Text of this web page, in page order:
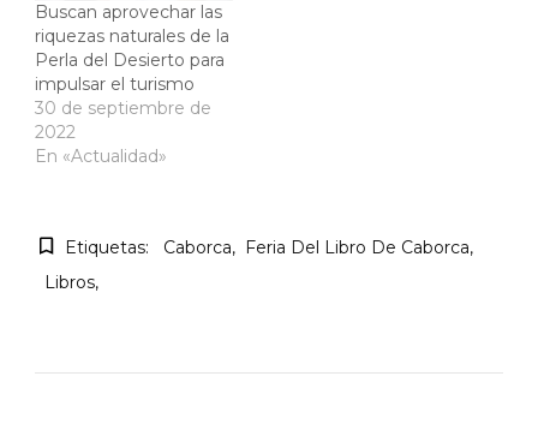
Buscan aprovechar las
riquezas naturales de la
Perla del Desierto para
impulsar el turismo
30 de septiembre de
2022
En «Actualidad»
Etiquetas: Caborca
Feria Del Libro De Caborca
Libros